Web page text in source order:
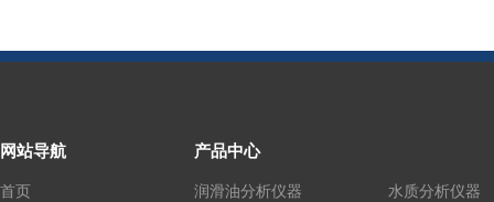
网站导航
首页
产品中心
润滑油分析仪器
水质分析仪器